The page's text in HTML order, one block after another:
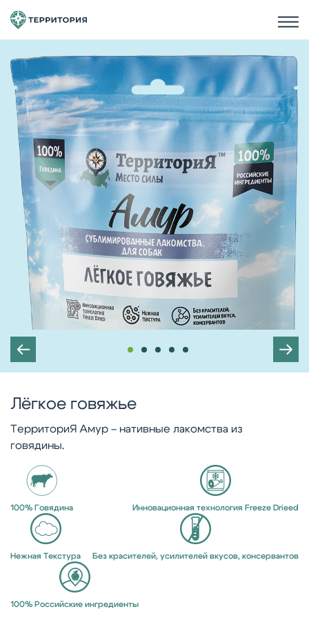
Лёгкое говяжье
ТерриториЯ Амур – нативные лакомства из
говядины.
100% Говядина Инновационная технология Freeze Drieed
Нежная Текстура Без красителей, усилителей вкусов, консервантов
100% Российские ингредиенты